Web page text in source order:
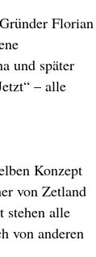
Florian
und später
– alle
Konzept
von Zetland
stehen alle
von anderen